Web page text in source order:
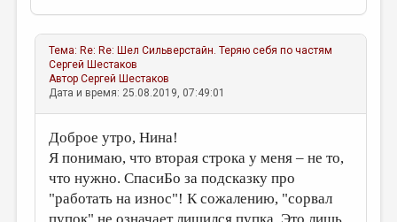
Тема: Re: Re: Шел Сильверстайн. Теряю себя по частям
Сергей Шестаков
АвторСергей Шестаков
Дата и время: 25.08.2019, 07:49:01
Доброе утро, Нина!
Я понимаю, что вторая строка у меня – не то,
что нужно. СпасиБо за подсказку про
"работать на износ"! К сожалению, "сорвал